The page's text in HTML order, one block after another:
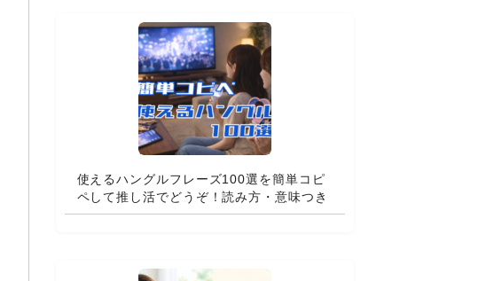
使えるハングルフレーズ100選を簡単コピ
ペして推し活でどうぞ！読み方・意味つき